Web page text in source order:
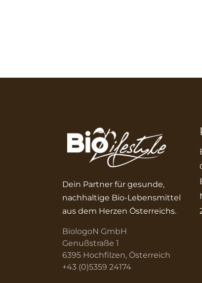
Dein Partner für gesunde,
nachhaltige Bio-Lebensmittel
aus dem Herzen Österreichs.
BiologoN GmbH
Genußstraße 1
6395 Hochfilzen, Österreich
+43 (0)5359 24174